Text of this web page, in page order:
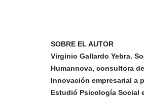
SOBRE EL AUTOR
Virginio Gallardo Yebra.
Humannova, consultora
Innovación empresarial a
Estudió Psicología Social